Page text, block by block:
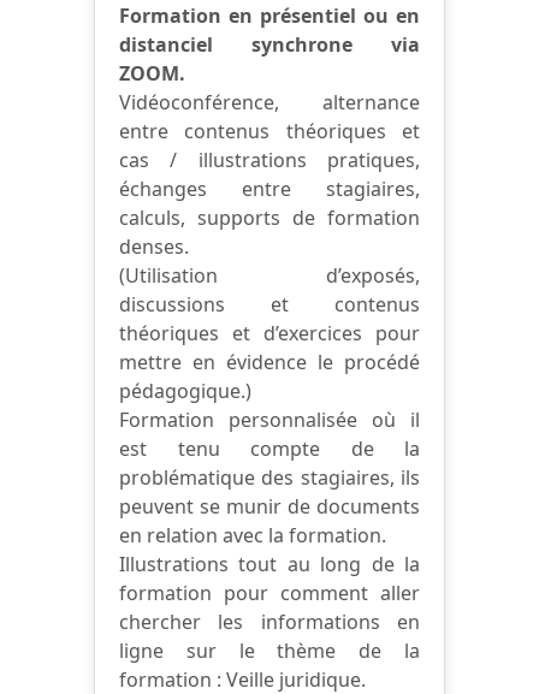
Formation en présentiel ou en
distanciel synchrone via
ZOOM.
Vidéoconférence, alternance
entre contenus théoriques et
cas / illustrations pratiques,
échanges entre stagiaires,
calculs, supports de formation
denses.
(Utilisation d’exposés,
discussions et contenus
théoriques et d’exercices pour
mettre en évidence le procédé
pédagogique.)
Formation personnalisée où il
est tenu compte de la
problématique des stagiaires, ils
peuvent se munir de documents
en relation avec la formation.
Illustrations tout au long de la
formation pour comment aller
chercher les informations en
ligne sur le thème de la
formation : Veille juridique.